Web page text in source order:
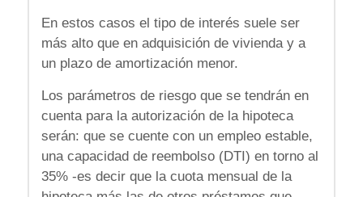
En estos casos el tipo de interés suele ser
más alto que en adquisición de vivienda y a
un plazo de amortización menor.
Los parámetros de riesgo que se tendrán en
cuenta para la autorización de la hipoteca
serán: que se cuente con un empleo estable,
una capacidad de reembolso (DTI) en torno al
35% -es decir que la cuota mensual de la